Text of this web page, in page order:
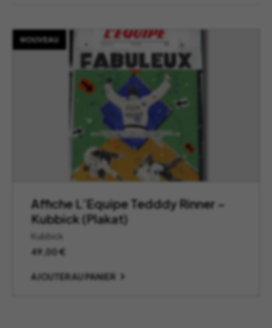
NOUVEAU
Affiche L’Equipe Tedddy Rinner –
Kubbick (Plakat)
Kubbick
49,00€
AJOUTER AU PANIER